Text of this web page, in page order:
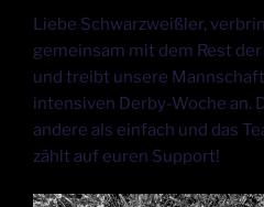
Liebe Schwarzweißler,
gemeinsam mit dem Rest
und treibt unsere
intensiven Derby-Woche an.
andere als einfach und das
zählt auf euren Support!